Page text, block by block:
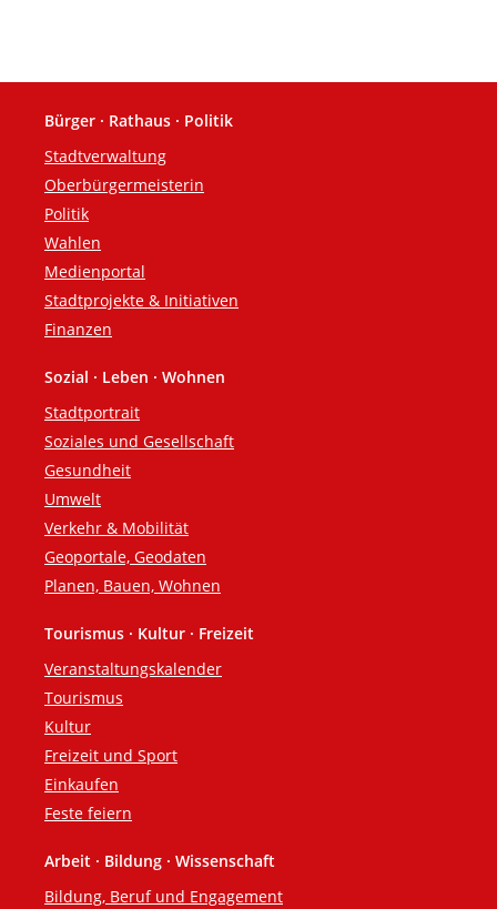
Fußzeile
Bürger · Rathaus · Politik
Stadtverwaltung
Oberbürgermeisterin
Politik
Wahlen
Medienportal
Stadtprojekte & Initiativen
Finanzen
Sozial · Leben · Wohnen
Stadtportrait
Soziales und Gesellschaft
Gesundheit
Umwelt
Verkehr & Mobilität
Geoportale, Geodaten
Planen, Bauen, Wohnen
Tourismus · Kultur · Freizeit
Veranstaltungskalender
Tourismus
Kultur
Freizeit und Sport
Einkaufen
Feste feiern
Arbeit · Bildung · Wissenschaft
Bildung, Beruf und Engagement